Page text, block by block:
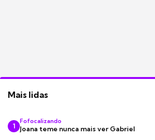
Mais lidas
1
Fofocalizando
Joana teme nunca mais ver Gabriel